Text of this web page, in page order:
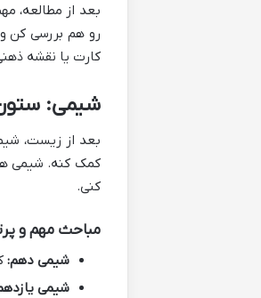
بعد از مطالعه،
رو هم بررسی کن
کارت یا نقشه
شیمی:
بعد از زیست،
کمک کنه. شیمی
کنی.
مباحث مهم و
شیمی دهم:
شیمی